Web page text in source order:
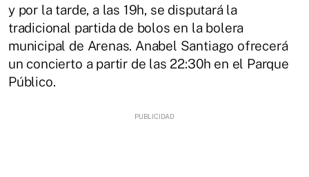
y por la tarde, a las 19h, se disputará la
tradicional partida de bolos en la bolera
municipal de Arenas. Anabel Santiago ofrecerá
un concierto a partir de las 22:30h en el Parque
Público.